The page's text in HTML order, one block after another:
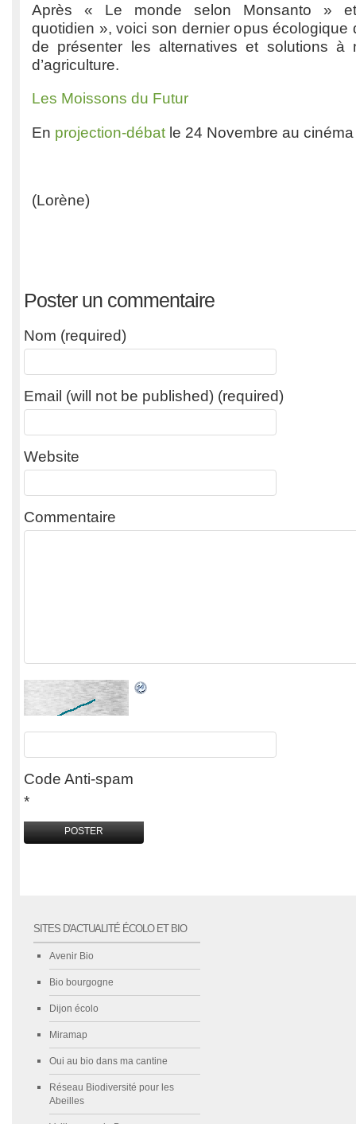
Après « Le monde selon Monsanto »
quotidien », voici son dernier opus écologique
de présenter les alternatives et solutions à
d’agriculture.
Les Moissons du Futur
En projection-débat le 24 Novembre au
(Lorène)
Poster un commentaire
Nom (required)
Email (will not be published) (required)
Website
Commentaire
Code Anti-spam
*
SITES D'ACTUALITÉ ÉCOLO ET BIO
Avenir Bio
Bio bourgogne
Dijon écolo
Miramap
Oui au bio dans ma cantine
Réseau Biodiversité pour les
Abeilles